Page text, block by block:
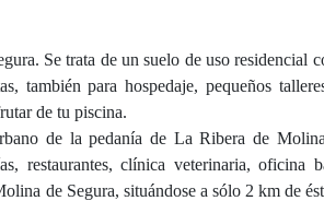
Se trata de un suelo de uso residencial
también para hospedaje, pequeños
de tu piscina.
de la pedanía de La Ribera de
restaurantes, clínica veterinaria, oficina
de Segura, situándose a sólo 2 km de